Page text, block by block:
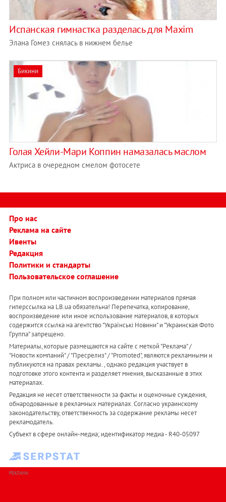
Испанская гимнастка разделась для Maxim
Элана Гомез снялась в нижнем белье
Бикини
Голая Хейли-Мари Коппин намазалась маслом
Актриса в очередном смелом фотосете
Про нас
Реклама на сайте
Ивенты
Редакция
Политики и стандарты
Пользовательское соглашение
При полном или частичном воспроизведении материалов прямая
гиперссылка на LB.ua обязательна! Перепечатка, копирование,
воспроизведение или иное использование материалов, в которых
содержится ссылка на агентство "Українськi Новини" и "Украинская Фото
Группа" запрещено.
Материалы, которые размещаются на сайте с меткой "Реклама" /
"Новости компаний" / "Пресрелиз" / "Promoted", являются рекламными и
публикуются на правах рекламы. , однако редакция участвует в
подготовке этого контента и разделяет мнения, высказанные в этих
материалах.
Редакция не несет ответственности за факты и оценочные суждения,
обнародованные в рекламных материалах. Согласно украинскому
законодательству, ответственность за содержание рекламы несет
рекламодатель.
Субъект в сфере онлайн-медиа; идентификатор медиа - R40-05097
РЕКЛАМА